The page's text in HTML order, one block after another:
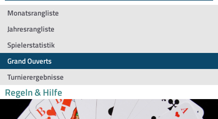
Monatsrangliste
Jahresrangliste
Spielerstatistik
Grand Ouverts
Turnierergebnisse
Regeln & Hilfe